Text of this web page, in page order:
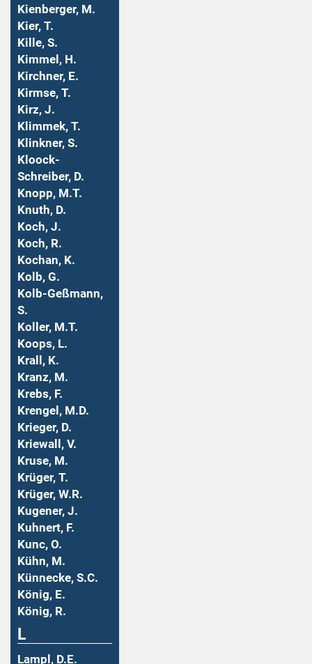
Kienberger, M.
Kier, T.
Kille, S.
Kimmel, H.
Kirchner, E.
Kirmse, T.
Kirz, J.
Klimmek, T.
Klinkner, S.
Kloock-
Schreiber, D.
Knopp, M.T.
Knuth, D.
Koch, J.
Koch, R.
Kochan, K.
Kolb, G.
Kolb-Geßmann,
S.
Koller, M.T.
Koops, L.
Krall, K.
Kranz, M.
Krebs, F.
Krengel, M.D.
Krieger, D.
Kriewall, V.
Kruse, M.
Krüger, T.
Krüger, W.R.
Kugener, J.
Kuhnert, F.
Kunc, O.
Kühn, M.
Künnecke, S.C.
König, E.
König, R.
L
Lampl, D.E.